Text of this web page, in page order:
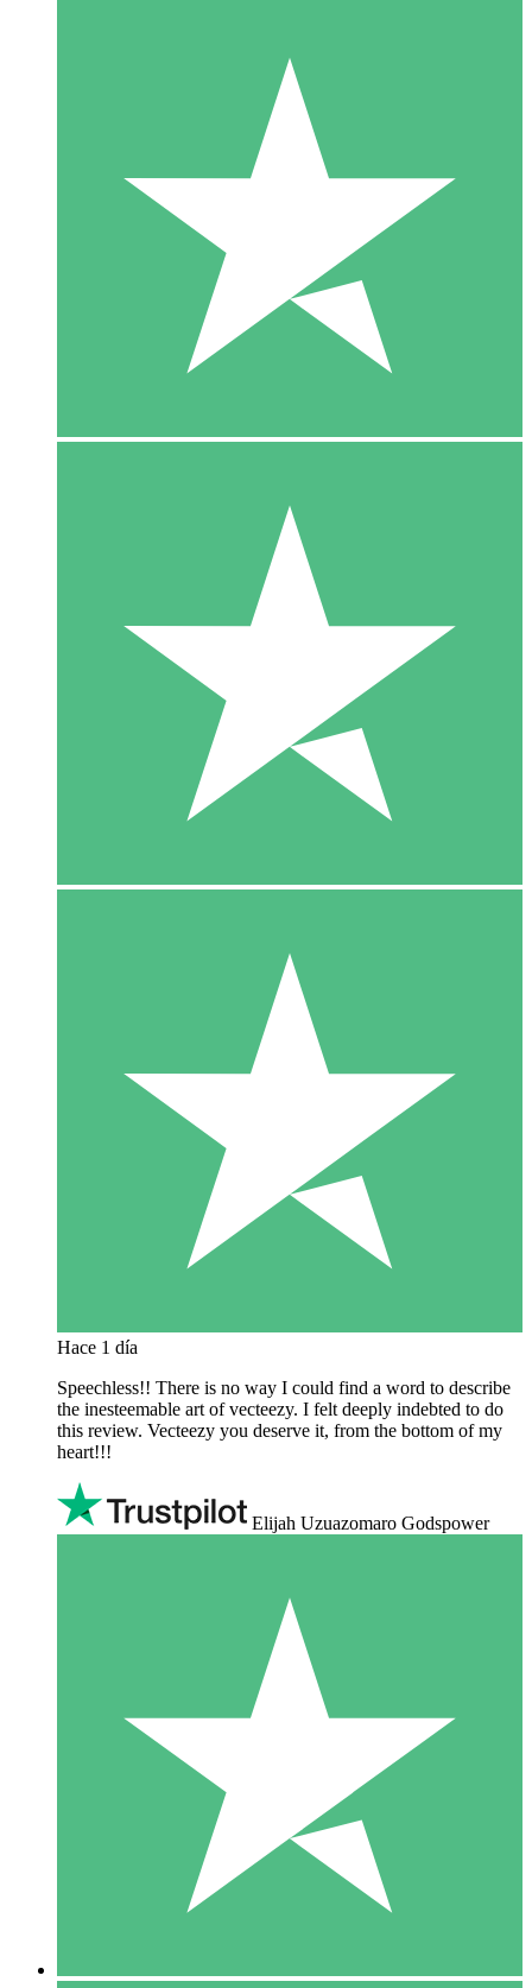
Hace 1 día
Speechless!! There is no way I could find a word to describe
the inesteemable art of vecteezy. I felt deeply indebted to do
this review. Vecteezy you deserve it, from the bottom of my
heart!!!
Elijah Uzuazomaro Godspower